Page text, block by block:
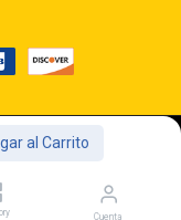
al Carrito
Cuenta
S.A.